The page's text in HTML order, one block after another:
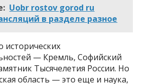
Uobr rostov gorod ru
в разделе разное
— Кремль, Софийский
Тысячелетия России. Но
область — это еще и наука,